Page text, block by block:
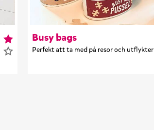
Busy bags
Perfekt att ta med på resor och utflykter